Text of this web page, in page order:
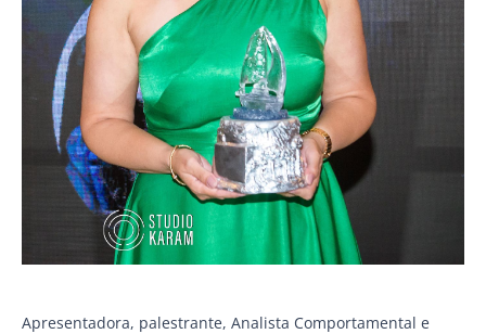
Apresentadora, palestrante, Analista Comportamental e